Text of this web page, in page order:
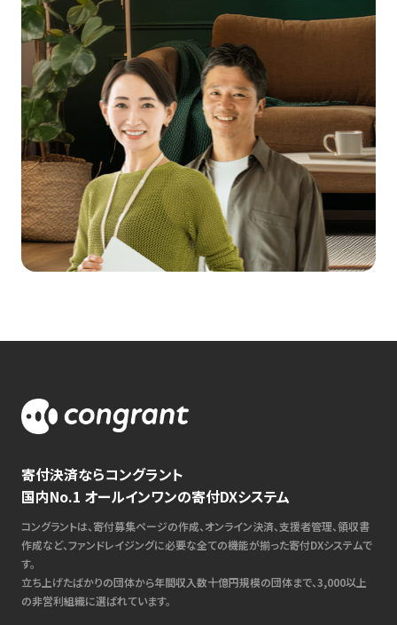
寄付決済ならコングラント
国内No.1 オールインワンの寄付DXシステム
コングラントは、寄付募集ページの作成、オンライン決済、支援者管理、領収書
作成など、ファンドレイジングに必要な全ての機能が揃った寄付DXシステムで
す。
立ち上げたばかりの団体から年間収入数十億円規模の団体まで、3,000以上
の非営利組織に選ばれています。